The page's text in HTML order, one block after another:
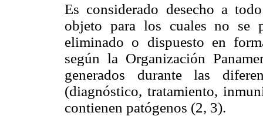
Es considerado desecho a
objeto para los cuales no se
eliminado o dispuesto en
según la Organización
generados durante las
(diagnóstico, tratamiento,
contienen patógenos (2, 3).